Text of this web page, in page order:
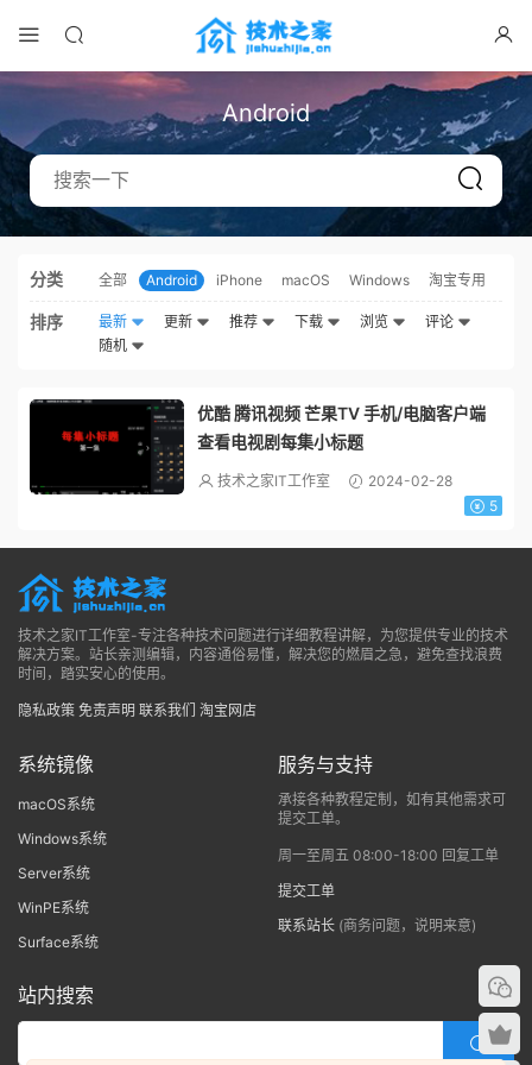
Android
分类 全部 Android iPhone macOS Windows 淘宝专用
排序 最新 更新 推荐 下载 浏览
评论
随机
优酷 腾讯视频 芒果TV 手机/电脑客户端
查看电视剧每集小标题
技术之家IT工作室
2024-02-28
5
技术之家IT工作室-专注各种技术问题进行详细教程讲解，为您提供专业的技术
解决方案。站长亲测编辑，内容通俗易懂，解决您的燃眉之急，避免查找浪费
时间，踏实安心的使用。
隐私政策 免责声明 联系我们 淘宝网店
系统镜像
macOS系统
Windows系统
Server系统
WinPE系统
Surface系统
服务与支持
承接各种教程定制，如有其他需求可
提交工单。
周一至周五 08:00-18:00 回复工单
提交工单
联系站长 (商务问题，说明来意)
站内搜索